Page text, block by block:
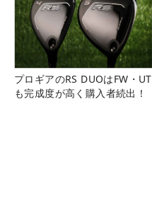
プロギアのRS DUOはFW・UT
も完成度が高く購入者続出！